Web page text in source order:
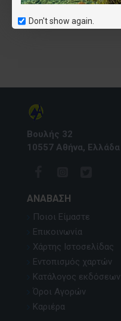
Don't show again.
Καλάθι
Βουλής 32
10557 Αθήνα, Ελλάδα
ΑΝΆΒΑΣΗ
Ποιοι Είμαστε
Επικοινωνία
Χάρτης Ιστοσελίδας
Εντοπισμός χαρτών
Κατάλογος εκδόσεων
Όροι Αγορών
Καριέρα